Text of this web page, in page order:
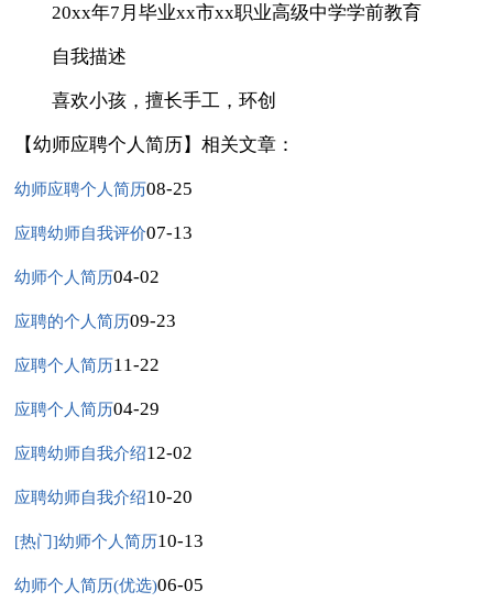
20xx年7月毕业xx市xx职业高级中学学前教育
自我描述
喜欢小孩，擅长手工，环创
【幼师应聘个人简历】相关文章：
幼师应聘个人简历08-25
应聘幼师自我评价07-13
幼师个人简历04-02
应聘的个人简历09-23
应聘个人简历11-22
应聘个人简历04-29
应聘幼师自我介绍12-02
应聘幼师自我介绍10-20
[热门]幼师个人简历10-13
幼师个人简历(优选)06-05